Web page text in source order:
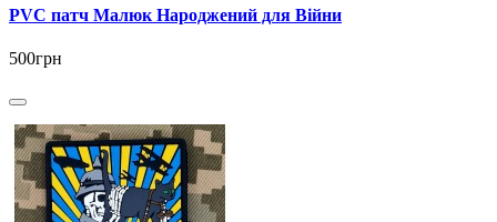
PVC патч Малюк Народжений для Війни
500грн